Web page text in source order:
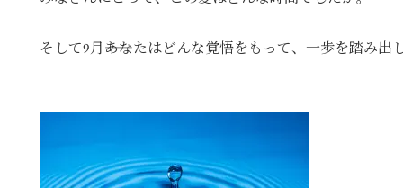
そして9月――あなたはどんな覚悟をもって、一歩を踏み出